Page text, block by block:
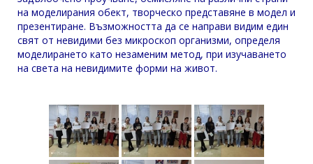
на моделирания обект, творческо представяне в модел и
презентиране. Възможността да се направи видим един
свят от невидими без микроскоп организми, определя
моделирането като незаменим метод, при изучаването
на света на невидимите форми на живот.